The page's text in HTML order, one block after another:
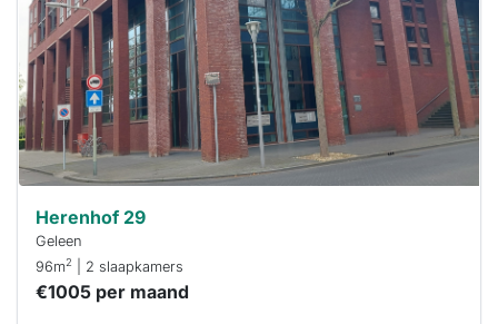
binnen 15
minuten
reageren.
Stekkies helpt
je hierbij!
Herenhof 29
Geleen
96m2 | 2 slaapkamers
€1005 per maand